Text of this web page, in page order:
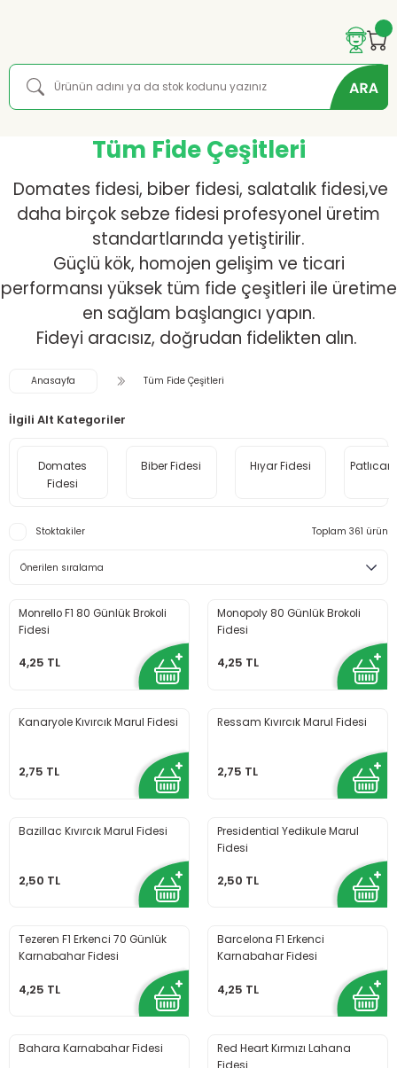
Tüm Fide Çeşitleri
Domates fidesi, biber fidesi, salatalık fidesi,ve
daha birçok sebze fidesi profesyonel üretim
standartlarında yetiştirilir.
Güçlü kök, homojen gelişim ve ticari
performansı yüksek tüm fide çeşitleri ile üretime
en sağlam başlangıcı yapın.
Fideyi aracısız, doğrudan fidelikten alın.
Anasayfa Tüm Fide Çeşitleri
İlgili Alt Kategoriler
Domates
Fidesi
Biber Fidesi Hıyar Fidesi
Stoktakiler Toplam 361 ürün
Monrello F1 80 Günlük Brokoli
Fidesi
4,25 TL
Monopoly 80 Günlük Brokoli
Fidesi
4,25 TL
Kanaryole Kıvırcık Marul Fidesi
2,75 TL
Ressam Kıvırcık Marul Fidesi
2,75 TL
Bazillac Kıvırcık Marul Fidesi
2,50 TL
Presidential Yedikule Marul
Fidesi
2,50 TL
Tezeren F1 Erkenci 70 Günlük
Karnabahar Fidesi
4,25 TL
Barcelona F1 Erkenci
Karnabahar Fidesi
4,25 TL
Bahara Karnabahar Fidesi
Red Heart Kırmızı Lahana